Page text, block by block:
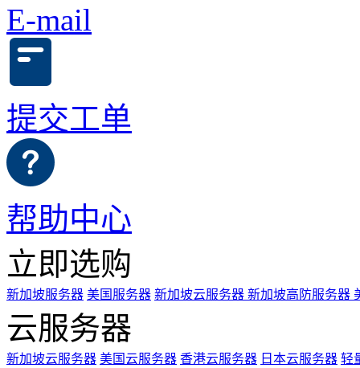
E-mail
提交工单
帮助中心
立即选购
新加坡服务器 美国服务器 新加坡云服务器 新加坡高防服务器
云服务器
新加坡云服务器 美国云服务器 香港云服务器 日本云服务器 轻